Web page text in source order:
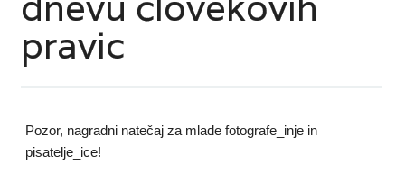
pravic
Pozor, nagradni natečaj za mlade fotografe_inje in
pisatelje_ice!